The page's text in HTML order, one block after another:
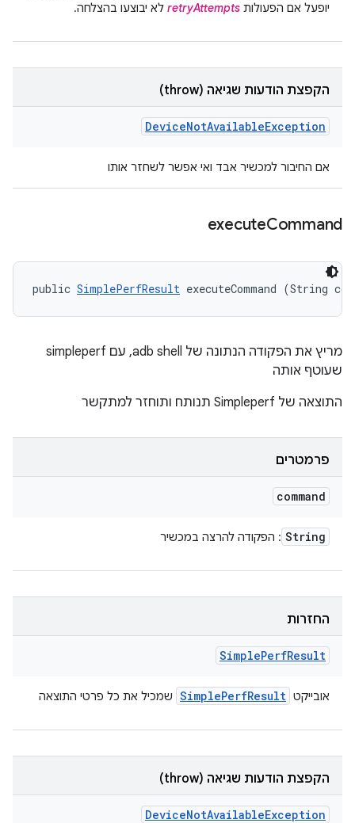
יופעל אם הפעולות retryAttempts לא יבוצעו בהצלחה.
הקפצת הודעות שגיאה (throw)
DeviceNotAvailableException
אם החיבור למכשיר אבד ואי אפשר לשחזר אותו
executeCommand
public SimplePerfResult executeCommand (String
מריץ את הפקודה הנתונה של adb shell, עם simpleperf
שעוטף אותה
התוצאה של Simpleperf תנותח ותוחזר למתקשר
פרמטרים
command
String : הפקודה להרצה במכשיר
החזרות
SimplePerfResult
אובייקט SimplePerfResult שמכיל את כל פרטי התוצאה
הקפצת הודעות שגיאה (throw)
DeviceNotAvailableException